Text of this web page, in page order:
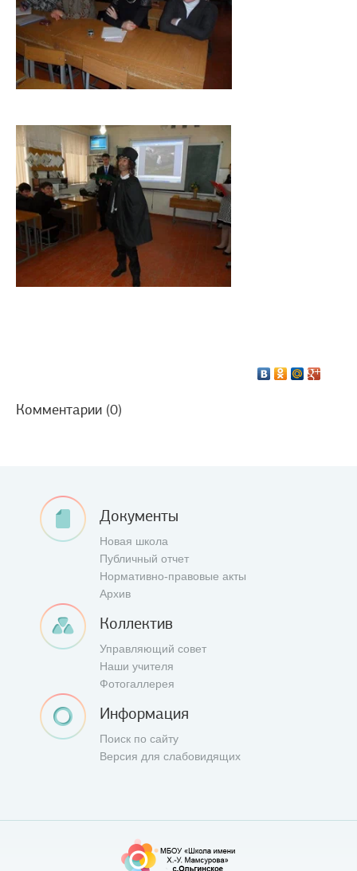
Комментарии (0)
Документы
Новая школа
Публичный отчет
Нормативно-правовые акты
Архив
Коллектив
Управляющий совет
Наши учителя
Фотогаллерея
Информация
Поиск по сайту
Версия для слабовидящих